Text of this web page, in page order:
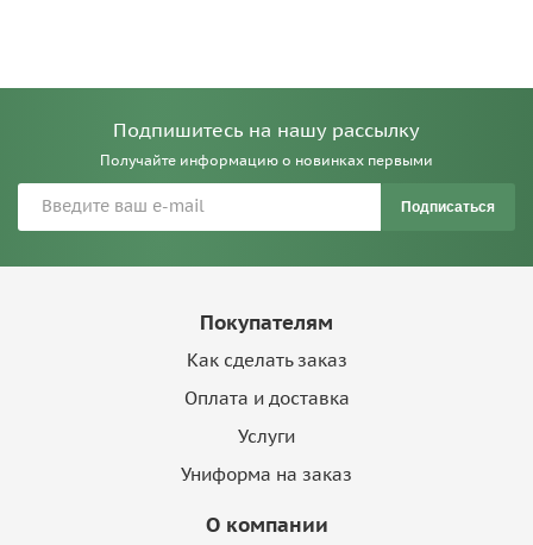
Подпишитесь на нашу рассылку
Получайте информацию о новинках первыми
Подписаться
Покупателям
Как сделать заказ
Оплата и доставка
Услуги
Униформа на заказ
О компании